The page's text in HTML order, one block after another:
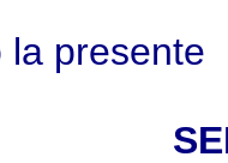
la presente